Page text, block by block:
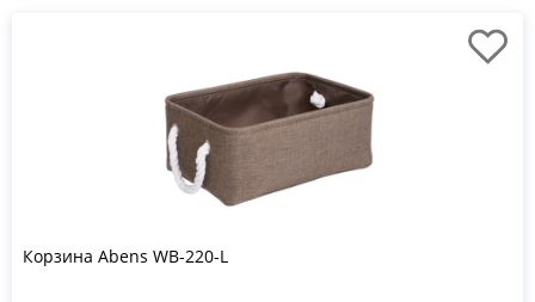
Корзина Abens WB-220-L